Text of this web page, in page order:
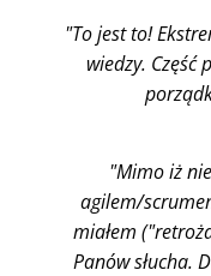
"To jest to!
wiedzy. Część
"Mimo iż
agilem/
miałem
Panów słucha.